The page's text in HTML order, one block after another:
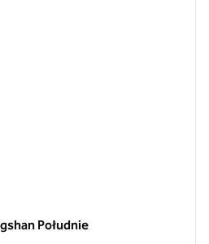
Południe